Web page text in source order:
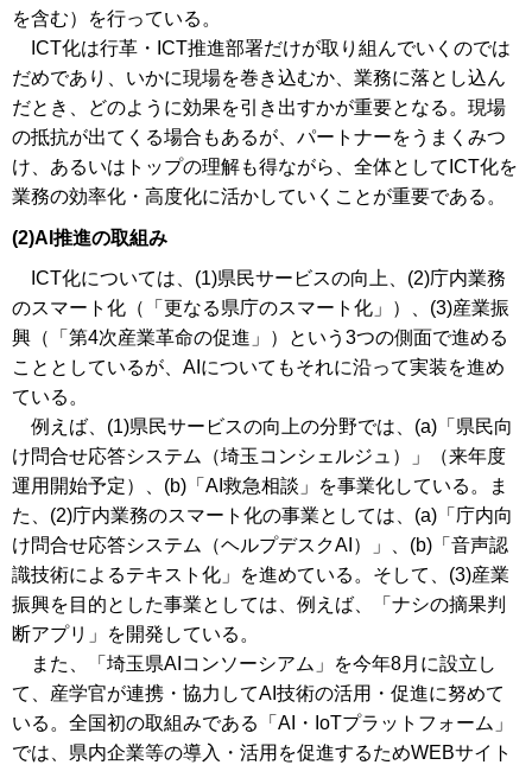
を含む）を行っている。
ICT化は行革・ICT推進部署だけが取り組んでいくのでは
だめであり、いかに現場を巻き込むか、業務に落とし込ん
だとき、どのように効果を引き出すかが重要となる。現場
の抵抗が出てくる場合もあるが、パートナーをうまくみつ
け、あるいはトップの理解も得ながら、全体としてICT化を
業務の効率化・高度化に活かしていくことが重要である。
(2)AI推進の取組み
ICT化については、(1)県民サービスの向上、(2)庁内業務
のスマート化（「更なる県庁のスマート化」）、(3)産業振
興（「第4次産業革命の促進」）という3つの側面で進める
こととしているが、AIについてもそれに沿って実装を進め
ている。
例えば、(1)県民サービスの向上の分野では、(a)「県民向
け問合せ応答システム（埼玉コンシェルジュ）」（来年度
運用開始予定）、(b)「AI救急相談」を事業化している。ま
た、(2)庁内業務のスマート化の事業としては、(a)「庁内向
け問合せ応答システム（ヘルプデスクAI）」、(b)「音声認
識技術によるテキスト化」を進めている。そして、(3)産業
振興を目的とした事業としては、例えば、「ナシの摘果判
断アプリ」を開発している。
また、「埼玉県AIコンソーシアム」を今年8月に設立し
て、産学官が連携・協力してAI技術の活用・促進に努めて
いる。全国初の取組みである「AI・IoTプラットフォーム」
では、県内企業等の導入・活用を促進するためWEBサイト